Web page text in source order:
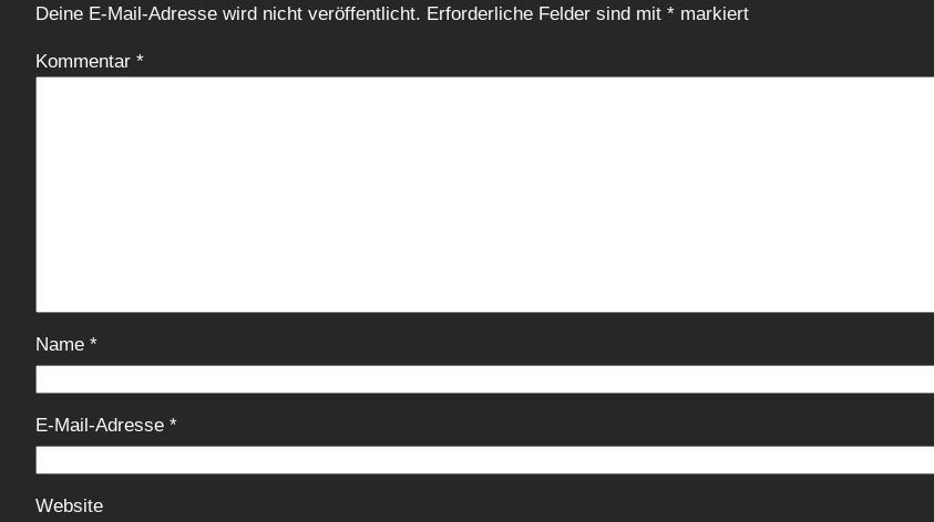
Deine E-Mail-Adresse wird nicht veröffentlicht. Erforderliche Felder sind mit * markiert
Kommentar *
Name *
E-Mail-Adresse *
Website